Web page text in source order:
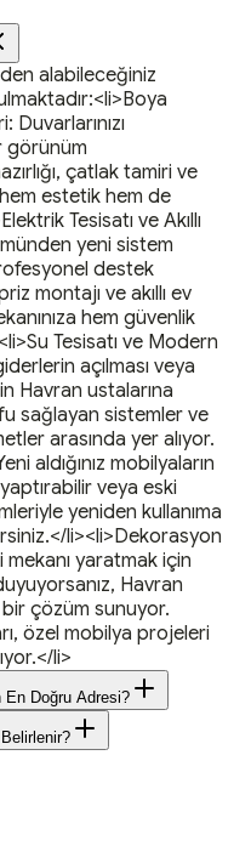
alabileceğiniz
görünüm
çatlak tamiri ve
estetik hem de
Tesisatı ve Akıllı
yeni sistem
destek
montajı ve akıllı ev
hem güvenlik
Tesisatı ve Modern
açılması veya
Havran ustalarına
sağlayan sistemler ve
arasında yer alıyor.
aldığınız mobilyaların
veya eski
yeniden kullanıma
li><li>Dekorasyon
mekanı yaratmak için
Havran
çözüm sunuyor.
özel mobilya projeleri
li>
En Doğru Adresi?